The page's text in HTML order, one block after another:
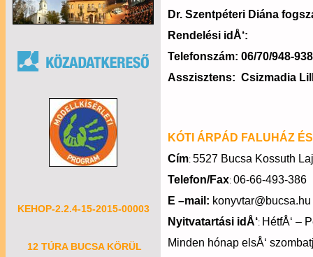
KEHOP-2.2.4-15-2015-00003
12 TÚRA BUCSA KÖRÜL
Dr. Szentpéteri Diána
Rendelési idÅ‘:
Telefonszám: 06/70/948-
Asszisztens: Csizmadia
KÓTI ÁRPÁD FALUHÁZ
Cím: 5527 Bucsa Kossuth
Telefon/Fax: 06-66-493-386
E –mail: konyvtar@bucsa.hu
Nyitvatartási idÅ‘: HétfÅ‘ –
Minden hónap elsÅ‘